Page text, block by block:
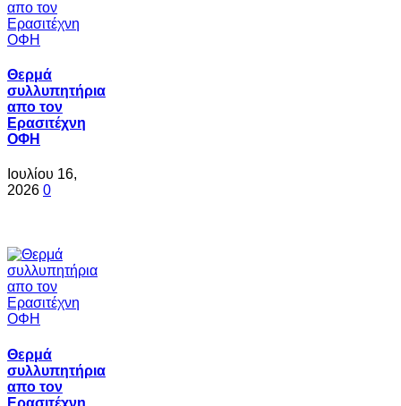
Θερμά
συλλυπητήρια
απο τον
Ερασιτέχνη
ΟΦΗ
Ιουλίου 16,
2026 0
Θερμά
συλλυπητήρια
απο τον
Ερασιτέχνη